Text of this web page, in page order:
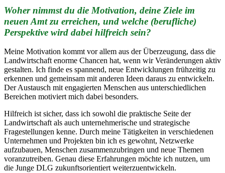
Woher nimmst du die Motivation, deine Ziele im
neuen Amt zu erreichen, und welche (berufliche)
Perspektive wird dabei hilfreich sein?
Meine Motivation kommt vor allem aus der Überzeugung, dass die
Landwirtschaft enorme Chancen hat, wenn wir Veränderungen aktiv
gestalten. Ich finde es spannend, neue Entwicklungen frühzeitig zu
erkennen und gemeinsam mit anderen Ideen daraus zu entwickeln.
Der Austausch mit engagierten Menschen aus unterschiedlichen
Bereichen motiviert mich dabei besonders.
Hilfreich ist sicher, dass ich sowohl die praktische Seite der
Landwirtschaft als auch unternehmerische und strategische
Fragestellungen kenne. Durch meine Tätigkeiten in verschiedenen
Unternehmen und Projekten bin ich es gewohnt, Netzwerke
aufzubauen, Menschen zusammenzubringen und neue Themen
voranzutreiben. Genau diese Erfahrungen möchte ich nutzen, um
die Junge DLG zukunftsorientiert weiterzuentwickeln.